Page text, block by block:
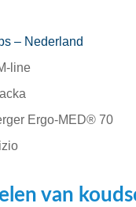
– Nederland
line
Ergo-MED® 70
van